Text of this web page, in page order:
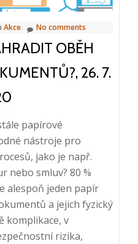
Akce No comments
OBĚH
26. 7.
papírové
nástroje pro
jako je např.
nebo smluv? 80 %
alespoň jeden papír
a jejich fyzický
komplikace, v
rizika,